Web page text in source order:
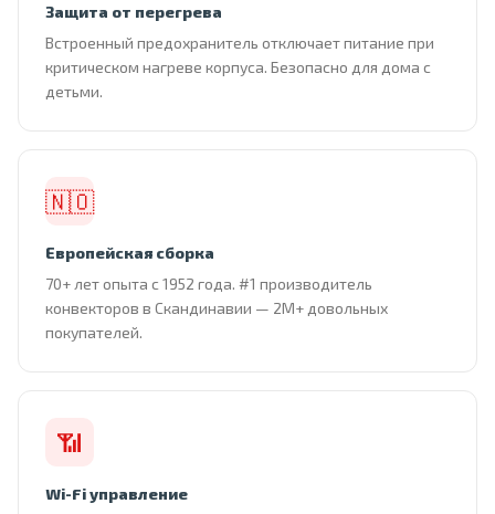
Защита от перегрева
Встроенный предохранитель отключает питание при
критическом нагреве корпуса. Безопасно для дома с
детьми.
🇳🇴
Европейская сборка
70+ лет опыта с 1952 года. #1 производитель
конвекторов в Скандинавии — 2М+ довольных
покупателей.
📶
Wi-Fi управление